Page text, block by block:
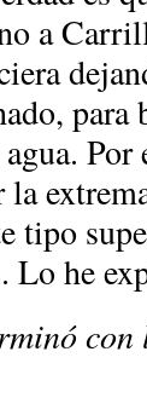
a
para
la
tipo
Lo he